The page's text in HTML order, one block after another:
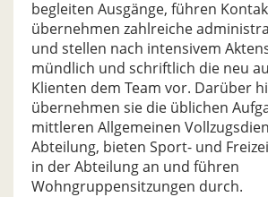
begleiten Ausgänge, führen
übernehmen zahlreiche
und stellen nach intensivem
mündlich und schriftlich die neu
Klienten dem Team vor. Darüber
übernehmen sie die üblichen
mittleren Allgemeinen
Abteilung, bieten Sport- und
in der Abteilung an und führen
Wohngruppensitzungen durch.